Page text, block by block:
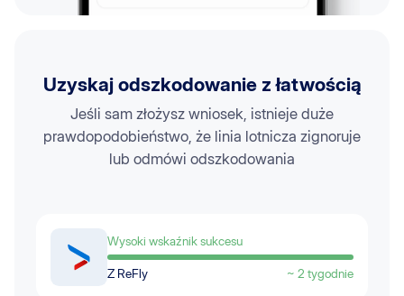
Uzyskaj odszkodowanie z łatwością
Jeśli sam złożysz wniosek, istnieje duże
prawdopodobieństwo, że linia lotnicza zignoruje
lub odmówi odszkodowania
Wysoki wskaźnik sukcesu
Z ReFly ~ 2 tygodnie